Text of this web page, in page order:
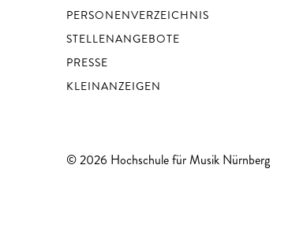
PERSONENVERZEICHNIS
STELLENANGEBOTE
PRESSE
KLEINANZEIGEN
© 2026 Hochschule für Musik Nürnberg